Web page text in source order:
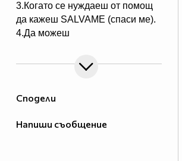
Сподели
Напиши съобщение
3.Когато се нуждаеш от помощ
да кажеш SALVAME (спаси ме).
4.Да можеш
Me voy (тръгвам си).
5.Да не преставаш да казваш
6.Да пожелаеш FELIZ
приятел винаги по различен